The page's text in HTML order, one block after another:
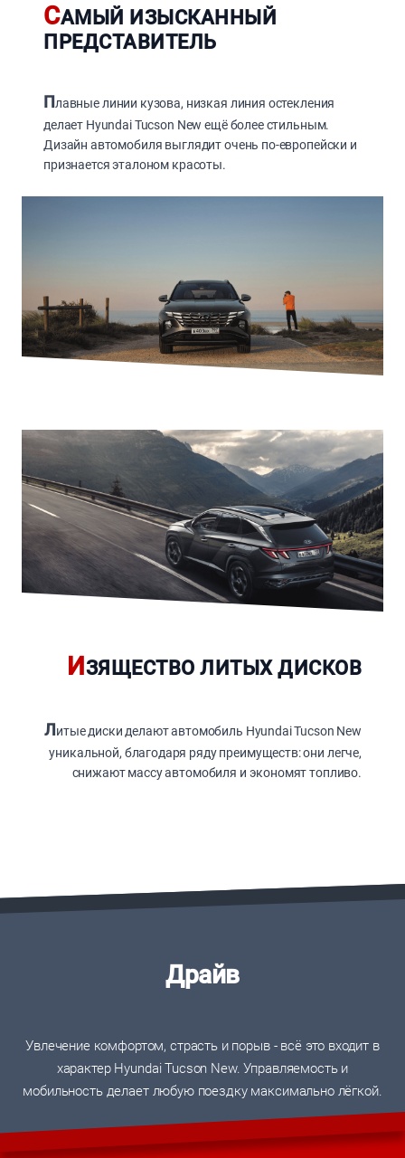
САМЫЙ ИЗЫСКАННЫЙ
ПРЕДСТАВИТЕЛЬ
Плавные линии кузова, низкая линия остекления
делает Hyundai Tucson New ещё более стильным.
Дизайн автомобиля выглядит очень по-европейски и
признается эталоном красоты.
И ЗЯЩЕСТВО ЛИТЫХ ДИСКОВ
Литые диски делают автомобиль Hyundai Tucson New
уникальной, благодаря ряду преимуществ: они легче,
снижают массу автомобиля и экономят топливо.
Драйв
Увлечение комфортом, страсть и порыв - всё это входит в
характер Hyundai Tucson New. Управляемость и
мобильность делает любую поездку максимально лёгкой.